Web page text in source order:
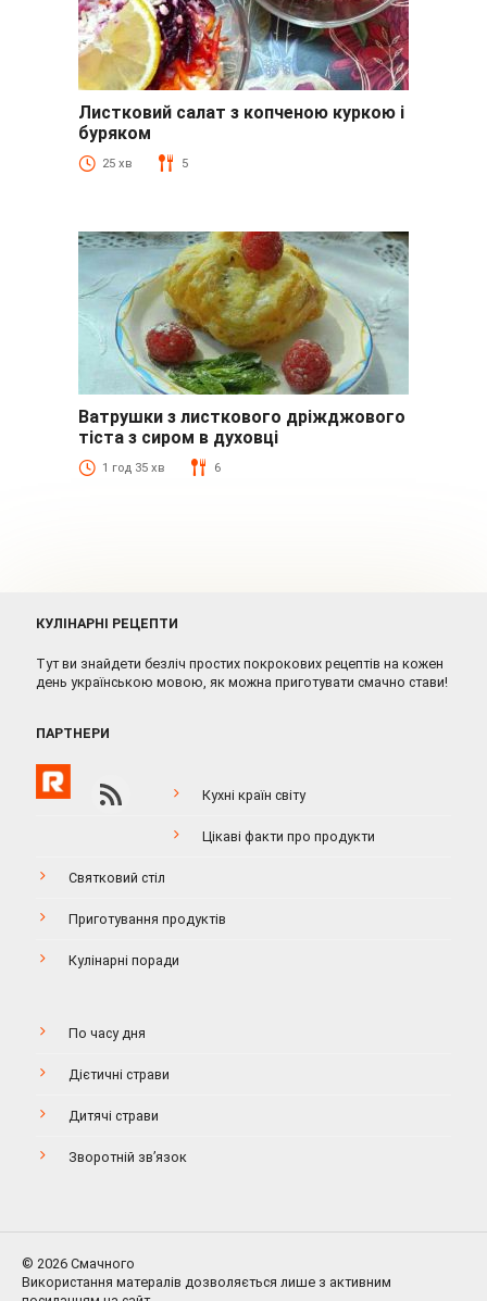
Листковий салат з копченою куркою і
буряком
25 хв 5
Ватрушки з листкового дріжджового
тіста з сиром в духовці
1 год 35 хв 6
КУЛІНАРНІ РЕЦЕПТИ
Тут ви знайдети безліч простих покрокових рецептів на кожен
день українською мовою, як можна приготувати смачно стави!
ПАРТНЕРИ
Кухні країн світу
Цікаві факти про продукти
Святковий стіл
Приготування продуктів
Кулінарні поради
По часу дня
Дієтичні страви
Дитячі страви
Зворотній зв’язок
© 2026 Смачного
Використання матералів дозволяється лише з активним